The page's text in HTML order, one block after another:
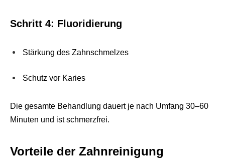
Schritt 4: Fluoridierung
Stärkung des Zahnschmelzes
Schutz vor Karies
Die gesamte Behandlung dauert je nach Umfang 30–60
Minuten und ist schmerzfrei.
Vorteile der Zahnreinigung